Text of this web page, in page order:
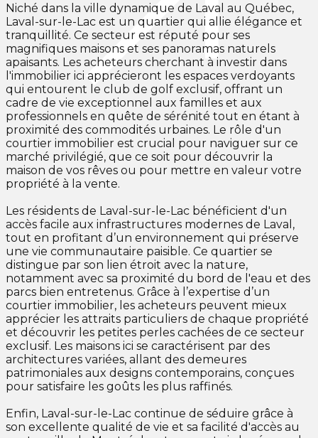
Niché dans la ville dynamique de Laval au Québec,
Laval-sur-le-Lac est un quartier qui allie élégance et
tranquillité. Ce secteur est réputé pour ses
magnifiques maisons et ses panoramas naturels
apaisants. Les acheteurs cherchant à investir dans
l'immobilier ici apprécieront les espaces verdoyants
qui entourent le club de golf exclusif, offrant un
cadre de vie exceptionnel aux familles et aux
professionnels en quête de sérénité tout en étant à
proximité des commodités urbaines. Le rôle d'un
courtier immobilier est crucial pour naviguer sur ce
marché privilégié, que ce soit pour découvrir la
maison de vos rêves ou pour mettre en valeur votre
propriété à la vente.
Les résidents de Laval-sur-le-Lac bénéficient d'un
accès facile aux infrastructures modernes de Laval,
tout en profitant d’un environnement qui préserve
une vie communautaire paisible. Ce quartier se
distingue par son lien étroit avec la nature,
notamment avec sa proximité du bord de l'eau et des
parcs bien entretenus. Grâce à l’expertise d’un
courtier immobilier, les acheteurs peuvent mieux
apprécier les attraits particuliers de chaque propriété
et découvrir les petites perles cachées de ce secteur
exclusif. Les maisons ici se caractérisent par des
architectures variées, allant des demeures
patrimoniales aux designs contemporains, conçues
pour satisfaire les goûts les plus raffinés.
Enfin, Laval-sur-le-Lac continue de séduire grâce à
son excellente qualité de vie et sa facilité d'accès au